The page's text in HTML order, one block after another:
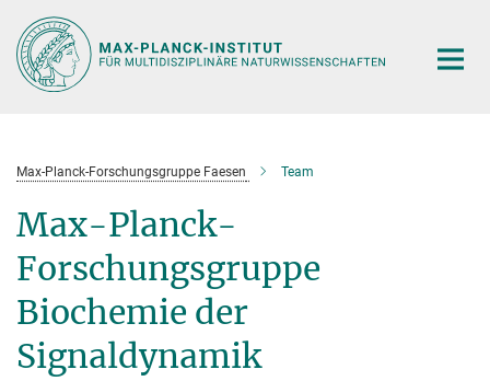
Hauptinhalt
Max-Planck-Forschungsgruppe Faesen Team
Max-Planck-
Forschungsgruppe
Biochemie der
Signaldynamik